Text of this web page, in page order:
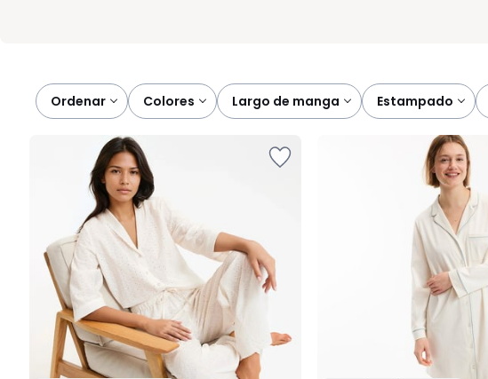
Ordenar colores largo de manga estampado